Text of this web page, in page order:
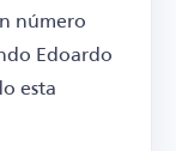
número
Edoardo
esta